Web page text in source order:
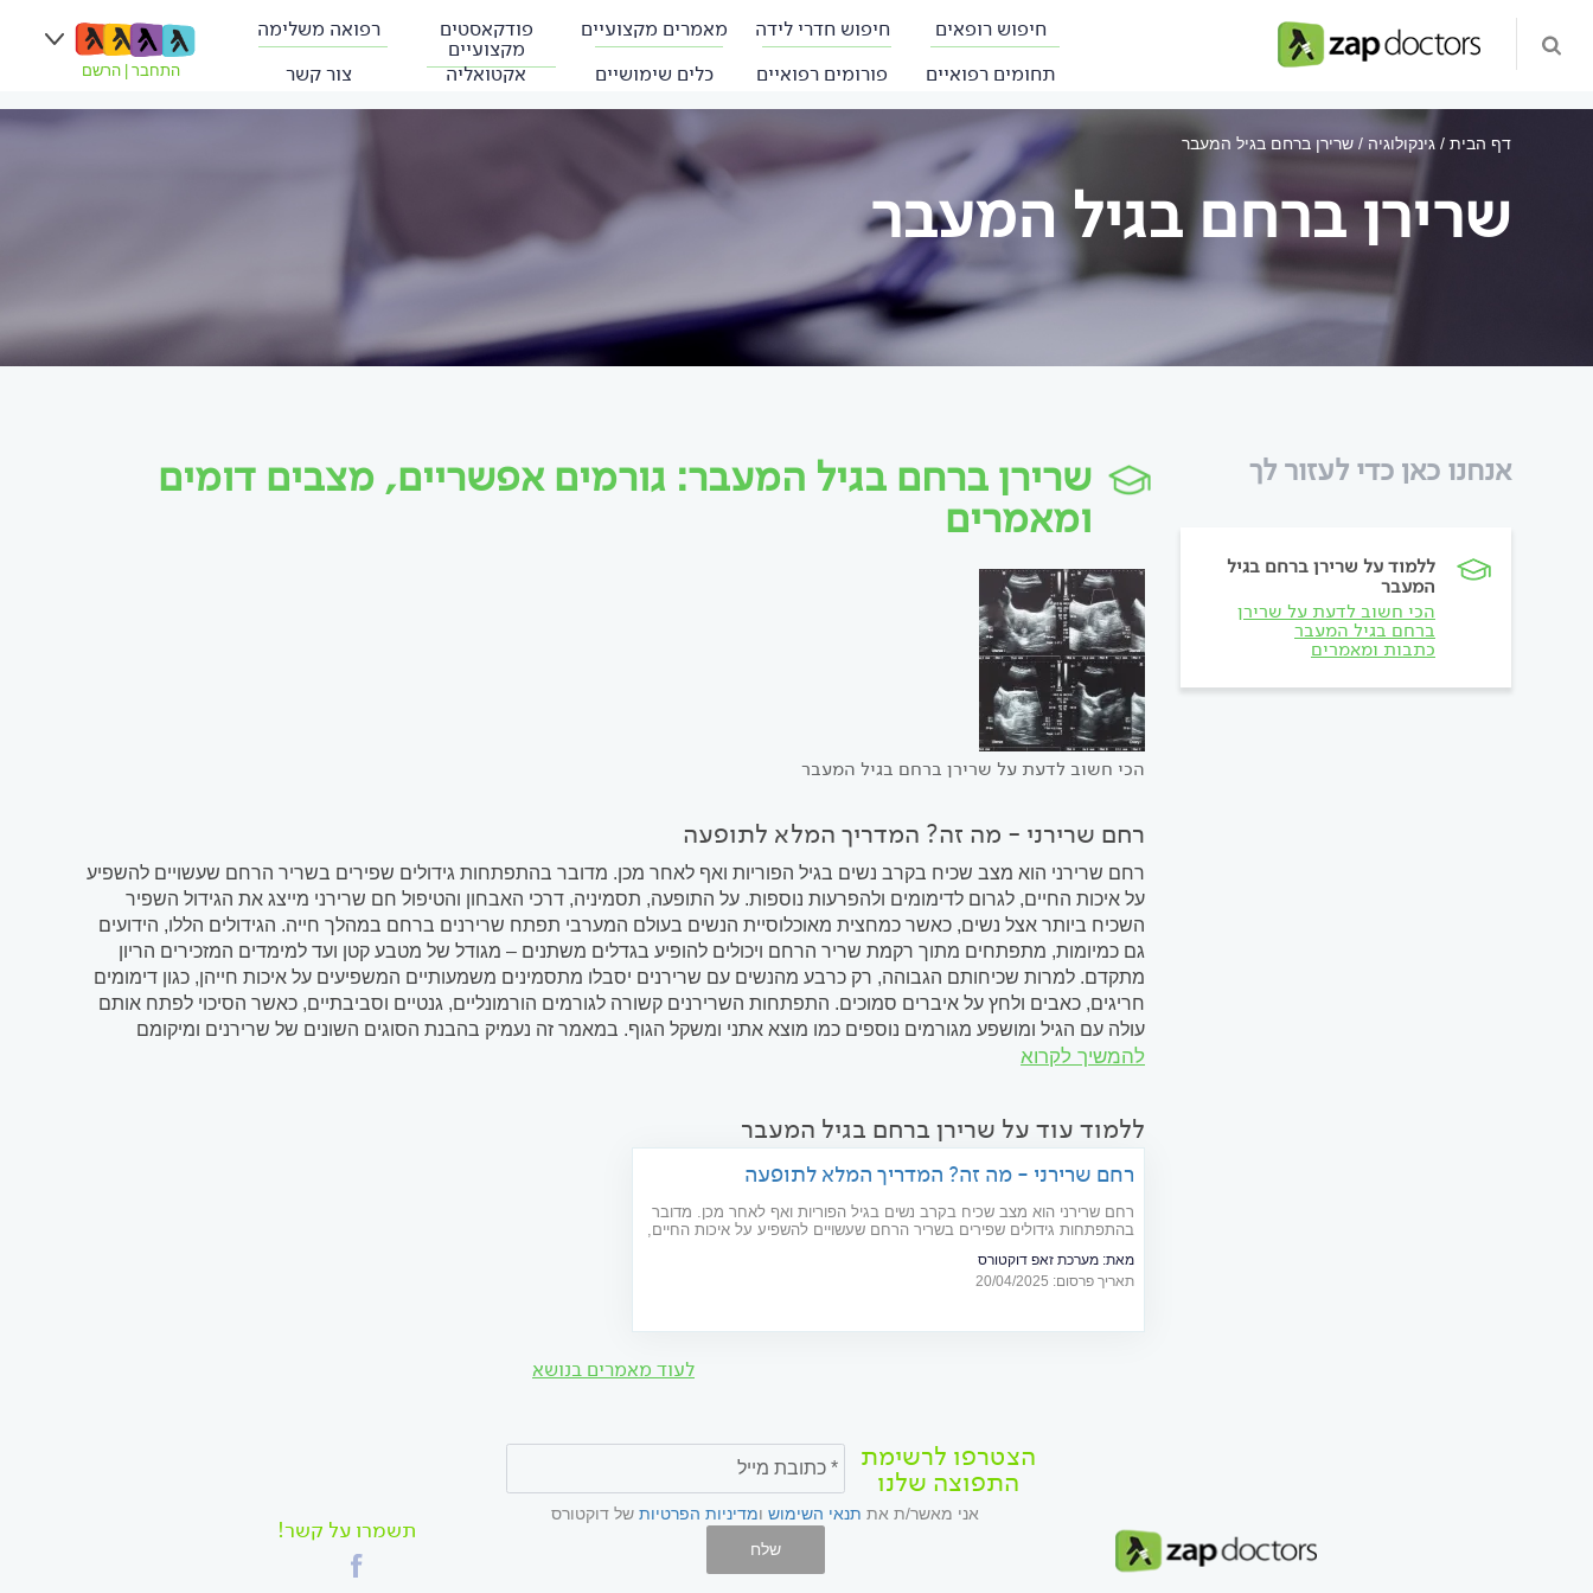
חיפוש רופאים חיפוש חדרי לידה מאמרים מקצועיים פודקאסטים
מקצועיים
רפואה משלימה
תחומים רפואיים
פורומים רפואיים כלים שימושיים אקטואליה צור קשר התחבר הרשם
דף הבית גינקולוגיה שרירן ברחם בגיל המעבר
שרירן ברחם בגיל המעבר
אנחנו כאן כדי לעזור לך
ללמוד על שרירן ברחם בגיל
המעבר
הכי חשוב לדעת על שרירן
ברחם בגיל המעבר
כתבות ומאמרים
שרירן ברחם בגיל המעבר: גורמים אפשריים, מצבים דומים
ומאמרים
הכי חשוב לדעת על שרירן ברחם בגיל המעבר
רחם שרירני - מה זה? המדריך המלא לתופעה
רחם שרירני הוא מצב שכיח בקרב נשים בגיל הפוריות ואף לאחר מכן. מדובר בהתפתחות גידולים שפירים בשריר הרחם שעשויים להשפיע
על איכות החיים, לגרום לדימומים ולהפרעות נוספות. על התופעה, תסמיניה, דרכי האבחון והטיפול חם שרירני מייצג את הגידול השפיר
השכיח ביותר אצל נשים, כאשר כמחצית מאוכלוסיית הנשים בעולם המערבי תפתח שרירנים ברחם במהלך חייה. הגידולים הללו, הידועים
גם כמיומות, מתפתחים מתוך רקמת שריר הרחם ויכולים להופיע בגדלים משתנים – מגודל של מטבע קטן ועד למימדים המזכירים הריון
מתקדם. למרות שכיחותם הגבוהה, רק כרבע מהנשים עם שרירנים יסבלו מתסמינים משמעותיים המשפיעים על איכות חייהן, כגון דימומים
חריגים, כאבים ולחץ על איברים סמוכים. התפתחות השרירנים קשורה לגורמים הורמונליים, גנטיים וסביבתיים, כאשר הסיכוי לפתח אותם
עולה עם הגיל ומושפע מגורמים נוספים כמו מוצא אתני ומשקל הגוף. במאמר זה נעמיק בהבנת הסוגים השונים של שרירנים ומיקומם
ברחם, נבחן את השפעתם על התפקוד היומיומי, הפוריות וההריון ונסקור את...
להמשיך לקרוא
ללמוד עוד על שרירן ברחם בגיל המעבר
רחם שרירני - מה זה? המדריך המלא לתופעה
רחם שרירני הוא מצב שכיח בקרב נשים בגיל הפוריות ואף לאחר מכן. מדובר
בהתפתחות גידולים שפירים בשריר הרחם שעשויים להשפיע על איכות החיים,
והטיפול
מאת: מערכת זאפ דוקטורס
תאריך פרסום: 20/04/2025
לעוד מאמרים בנושא
הצטרפו לרשימת
התפוצה שלנו
אני מאשר/ת את תנאי השימוש ומדיניות הפרטיות של דוקטורס
שלח
תשמרו על קשר!